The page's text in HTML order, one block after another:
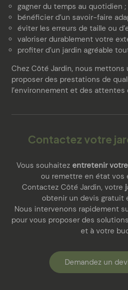
gagner du temps au quotidien ;
bénéficier d’un savoir-faire
éviter les erreurs de taille ou
valoriser durablement votre
profiter d’un jardin agréable
Chez Côté Jardin, nous mettons
proposer des prestations de
l’environnement et des attentes
Contactez votre
Vous souhaitez entretenir
ou remettre en état vos
Contactez Côté Jardin, votre
obtenir un devis gratuit
Nous intervenons rapidement
pour vous proposer des
et à votre
Demandez un